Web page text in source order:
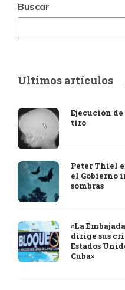
Buscar
Últimos artículos
Ejecución
tiro
Peter Thiel
el Gobierno
sombras
«La
dirige sus
Estados
Cuba»